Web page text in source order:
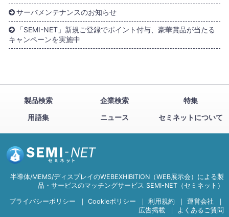
サーバメンテナンスのお知らせ
「SEMI-NET」新規ご登録でポイント付与、豪華賞品が当たる
キャンペーンを実施中
製品検索 企業検索
特集
用語集
ニュース セミネットについて
半導体/MEMS/ディスプレイのWEBEXHIBITION（WEB展示会）による製
品・サービスのマッチングサービス SEMI-NET（セミネット）
プライバシーポリシー ｜ Cookieポリシー ｜ 利用規約 ｜ 運営会社
｜
広告掲載
｜ よくあるご質問